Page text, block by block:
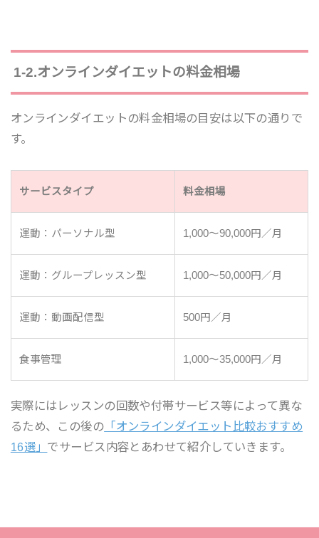
1-2.オンラインダイエットの料金相場
オンラインダイエットの料金相場の目安は以下の通りで
す。
サービスタイプ 料金相場
運動：パーソナル型 1,000～90,000円／月
運動：グループレッスン型 1,000～50,000円／月
運動：動画配信型 500円／月
食事管理 1,000～35,000円／月
実際にはレッスンの回数や付帯サービス等によって異な
るため、この後の 「オンラインダイエット比較おすすめ
16選」 でサービス内容とあわせて紹介していきます。